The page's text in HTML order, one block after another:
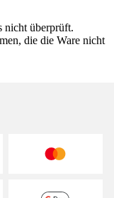
nicht überprüft.
die die Ware nicht